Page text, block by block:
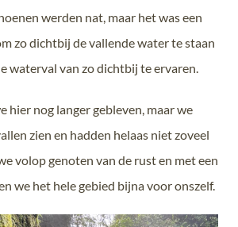
werden nat, maar het was een
zo dichtbij de vallende water te staan
waterval van zo dichtbij te ervaren.
hier nog langer gebleven, maar we
zien en hadden helaas niet zoveel
volop genoten van de rust en met een
we het hele gebied bijna voor onszelf.